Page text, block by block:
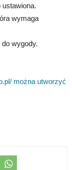
ustawiona.
wymaga
wygody.
można utworzyć